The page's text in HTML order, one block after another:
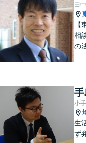
田
【
相
の
の
心
気
手
小
生
ず